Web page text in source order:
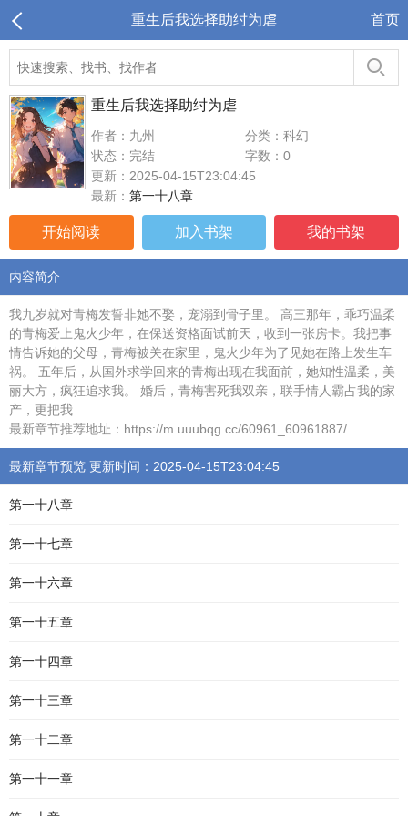
重生后我选择助纣为虐 首页
重生后我选择助纣为虐
作者：九州
分类：科幻
状态：完结
字数：0
更新：2025-04-15T23:04:45
最新： 第一十八章
开始阅读 加入书架 我的书架
内容简介
我九岁就对青梅发誓非她不娶，宠溺到骨子里。 高三那年，乖巧温柔
的青梅爱上鬼火少年，在保送资格面试前天，收到一张房卡。我把事
情告诉她的父母，青梅被关在家里，鬼火少年为了见她在路上发生车
祸。 五年后，从国外求学回来的青梅出现在我面前，她知性温柔，美
丽大方，疯狂追求我。 婚后，青梅害死我双亲，联手情人霸占我的家
产，更把我
最新章节推荐地址：https://m.uuubqg.cc/60961_60961887/
最新章节预览 更新时间：2025-04-15T23:04:45
第一十八章
第一十七章
第一十六章
第一十五章
第一十四章
第一十三章
第一十二章
第一十一章